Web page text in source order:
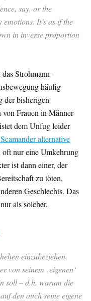
say, or the
It’s as if the
in inverse proportion
Strohmann-
häufig
der bisherigen
von Frauen in Männer
dem Unfug leider
alternative
nur eine Umkehrung
ist dann einer, der
zu töten,
Geschlechts. Das
als solcher.
einzu­be­ziehen,
von seinem ‚eigenen‘
soll – d.h. warum die
den auch seine eigene